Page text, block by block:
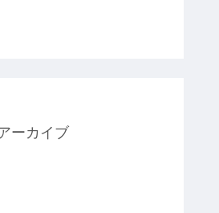
ーカイブ